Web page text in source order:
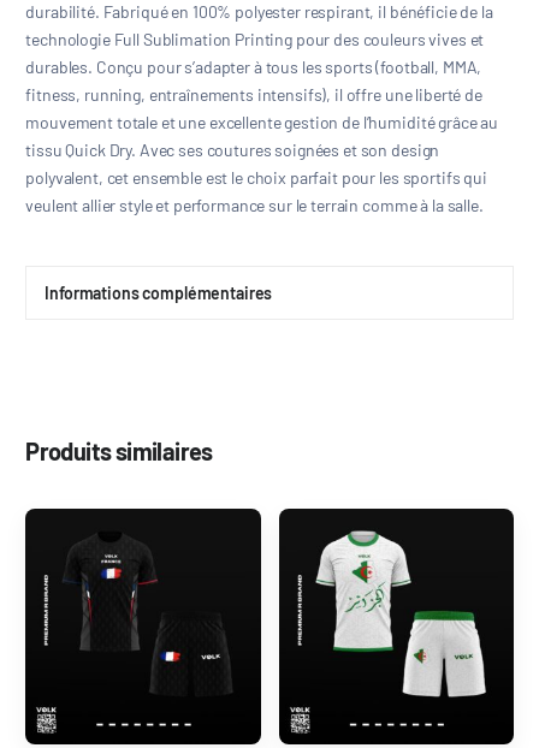
durabilité. Fabriqué en 100% polyester respirant, il bénéficie de la
technologie Full Sublimation Printing pour des couleurs vives et
durables. Conçu pour s’adapter à tous les sports (football, MMA,
fitness, running, entraînements intensifs), il offre une liberté de
mouvement totale et une excellente gestion de l’humidité grâce au
tissu Quick Dry. Avec ses coutures soignées et son design
polyvalent, cet ensemble est le choix parfait pour les sportifs qui
veulent allier style et performance sur le terrain comme à la salle.
Informations complémentaires
Produits similaires